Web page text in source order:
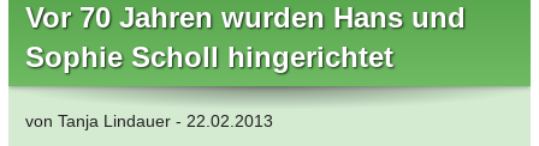
Vor 70 Jahren wurden Hans und
Sophie Scholl hingerichtet
von Tanja Lindauer - 22.02.2013